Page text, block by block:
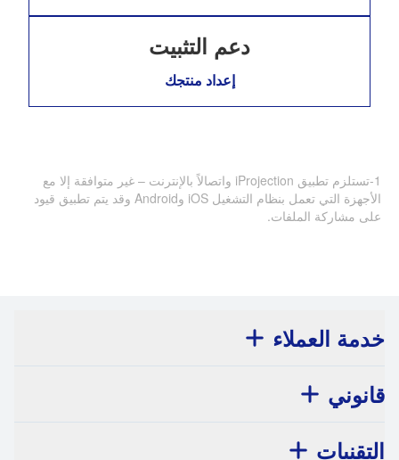
دعم التثبيت
إعداد منتجك
1-تستلزم تطبيق iProjection واتصالاً بالإنترنت – غير متوافقة إلا مع
الأجهزة التي تعمل بنظام التشغيل iOS وAndroid وقد يتم تطبيق قيود
على مشاركة الملفات.
خدمة العملاء
قانوني
التقنيات